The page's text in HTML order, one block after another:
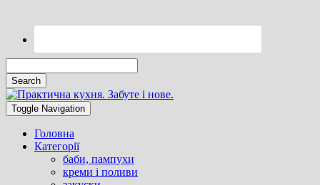
Search
Searching
is
in
progress
Toggle
header
Toggle Navigation
Головна
Категорії
баби, пампухи
креми і поливи